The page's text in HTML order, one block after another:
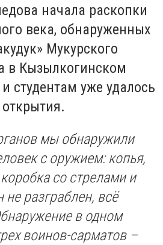
начала раскопки
века, обнаруженных
Мукурского
в Кызылкогинском
студентам уже удалось
мы обнаружили
с оружием: копья,
со стрелами и
не разграблен, всё
в одном
воинов-сарматов –